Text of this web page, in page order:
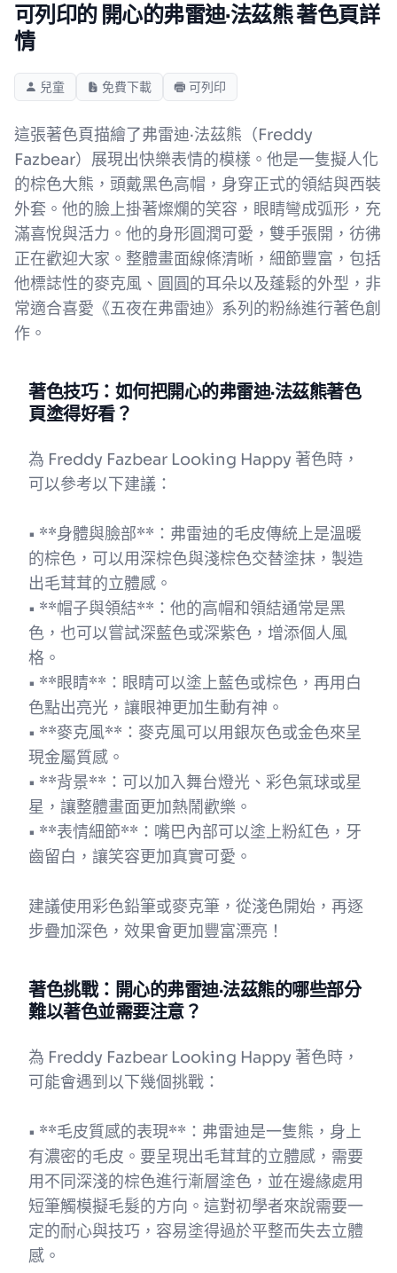
可列印的 開心的弗雷迪·法茲熊 著色頁詳
情
兒童 免費下載 可列印
這張著色頁描繪了弗雷迪·法茲熊（Freddy
Fazbear）展現出快樂表情的模樣。他是一隻擬人化
的棕色大熊，頭戴黑色高帽，身穿正式的領結與西裝
外套。他的臉上掛著燦爛的笑容，眼睛彎成弧形，充
滿喜悅與活力。他的身形圓潤可愛，雙手張開，彷彿
正在歡迎大家。整體畫面線條清晰，細節豐富，包括
他標誌性的麥克風、圓圓的耳朵以及蓬鬆的外型，非
常適合喜愛《五夜在弗雷迪》系列的粉絲進行著色創
作。
著色技巧：如何把開心的弗雷迪·法茲熊著色
頁塗得好看？
為 Freddy Fazbear Looking Happy 著色時，
可以參考以下建議：
• **身體與臉部**：弗雷迪的毛皮傳統上是溫暖
的棕色，可以用深棕色與淺棕色交替塗抹，製造
出毛茸茸的立體感。
• **帽子與領結**：他的高帽和領結通常是黑
色，也可以嘗試深藍色或深紫色，增添個人風
格。
• **眼睛**：眼睛可以塗上藍色或棕色，再用白
色點出亮光，讓眼神更加生動有神。
• **麥克風**：麥克風可以用銀灰色或金色來呈
現金屬質感。
• **背景**：可以加入舞台燈光、彩色氣球或星
星，讓整體畫面更加熱鬧歡樂。
• **表情細節**：嘴巴內部可以塗上粉紅色，牙
齒留白，讓笑容更加真實可愛。
建議使用彩色鉛筆或麥克筆，從淺色開始，再逐
步疊加深色，效果會更加豐富漂亮！
著色挑戰：開心的弗雷迪·法茲熊的哪些部分
難以著色並需要注意？
為 Freddy Fazbear Looking Happy 著色時，
可能會遇到以下幾個挑戰：
• **毛皮質感的表現**：弗雷迪是一隻熊，身上
有濃密的毛皮。要呈現出毛茸茸的立體感，需要
用不同深淺的棕色進行漸層塗色，並在邊緣處用
短筆觸模擬毛髮的方向。這對初學者來說需要一
定的耐心與技巧，容易塗得過於平整而失去立體
感。